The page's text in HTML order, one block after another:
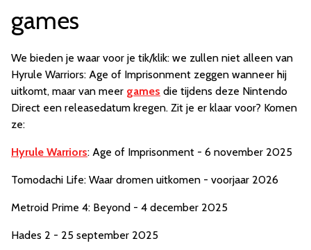
games
We bieden je waar voor je tik/klik: we zullen niet alleen van
Hyrule Warriors: Age of Imprisonment zeggen wanneer hij
uitkomt, maar van meer games die tijdens deze Nintendo
Direct een releasedatum kregen. Zit je er klaar voor? Komen
ze:
Hyrule Warriors: Age of Imprisonment - 6 november 2025
Tomodachi Life: Waar dromen uitkomen - voorjaar 2026
Metroid Prime 4: Beyond - 4 december 2025
Hades 2 - 25 september 2025